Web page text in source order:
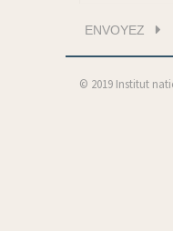
© 2019 Institut